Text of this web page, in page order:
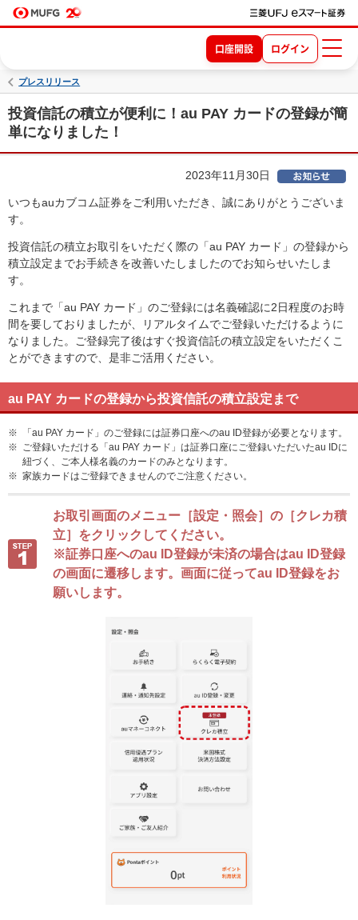
口座開設 ログイン
プレスリリース
投資信託の積立が便利に！au PAY カードの登録が簡
単になりました！
2023年11月30日
いつもauカブコム証券をご利用いただき、誠にありがとうございま
す。
投資信託の積立お取引をいただく際の「au PAY カード」の登録から
積立設定までお手続きを改善いたしましたのでお知らせいたしま
す。
これまで「au PAY カード」のご登録には名義確認に2日程度のお時
間を要しておりましたが、リアルタイムでご登録いただけるように
なりました。ご登録完了後はすぐ投資信託の積立設定をいただくこ
とができますので、是非ご活用ください。
au PAY カードの登録から投資信託の積立設定まで
※
「au PAY カード」のご登録には証券口座へのau ID登録が必要となります。
※ ご登録いただける「au PAY カード」は証券口座にご登録いただいたau IDに
紐づく、ご本人様名義のカードのみとなります。
※ 家族カードはご登録できませんのでご注意ください。
お取引画面のメニュー［設定・照会］の［クレカ積
立］をクリックしてください。
※証券口座へのau ID登録が未済の場合はau ID登録
の画面に遷移します。画面に従ってau ID登録をお
願いします。